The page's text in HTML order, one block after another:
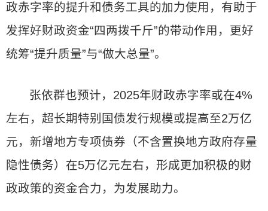
政赤字率的提升和债务工具的加力使用，有助于
发挥好财政资金“四两拨千斤”的带动作用，更好
统筹“提升质量”与“做大总量”。
张依群也预计，2025年财政赤字率或在4%
左右，超长期特别国债发行规模或提高至2万亿
元，新增地方专项债券（不含置换地方政府存量
隐性债务）在5万亿元左右，形成更加积极的财
政政策的资金合力，为发展助力。